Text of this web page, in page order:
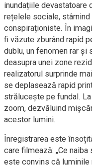
inundațiile devastatoare
rețelele sociale,
conspiraționiste. În
fi văzute zburând rapid
dublu, un fenomen rar
deasupra unei zone
realizatorul surprinde
se deplasează rapid
strălucește pe fundal.
zoom, dezvăluind
acestor lumini.
Înregistrarea este
care filmează: „Ce
este convins că